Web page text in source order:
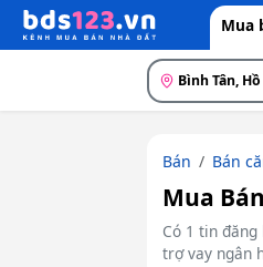
Mua
Bình Tân,
Bán Bán
Mua
Có 1 tin
trợ vay ngân